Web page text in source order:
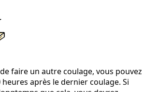
faire un autre coulage, vous pouvez
après le dernier coulage. Si